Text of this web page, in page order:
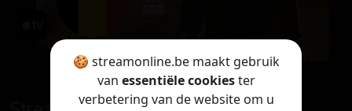
🍪 streamonline.be maakt gebruik
van essentiële cookiester
verbetering van de website om u